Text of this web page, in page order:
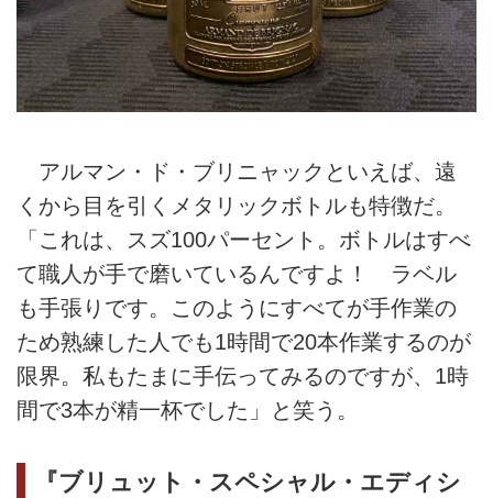
アルマン・ド・ブリニャックといえば、遠
くから目を引くメタリックボトルも特徴だ。
「これは、スズ100パーセント。ボトルはすべ
て職人が手で磨いているんですよ！ ラベル
も手張りです。このようにすべてが手作業の
ため熟練した人でも1時間で20本作業するのが
限界。私もたまに手伝ってみるのですが、1時
間で3本が精一杯でした」と笑う。
『ブリュット・スペシャル・エディシ